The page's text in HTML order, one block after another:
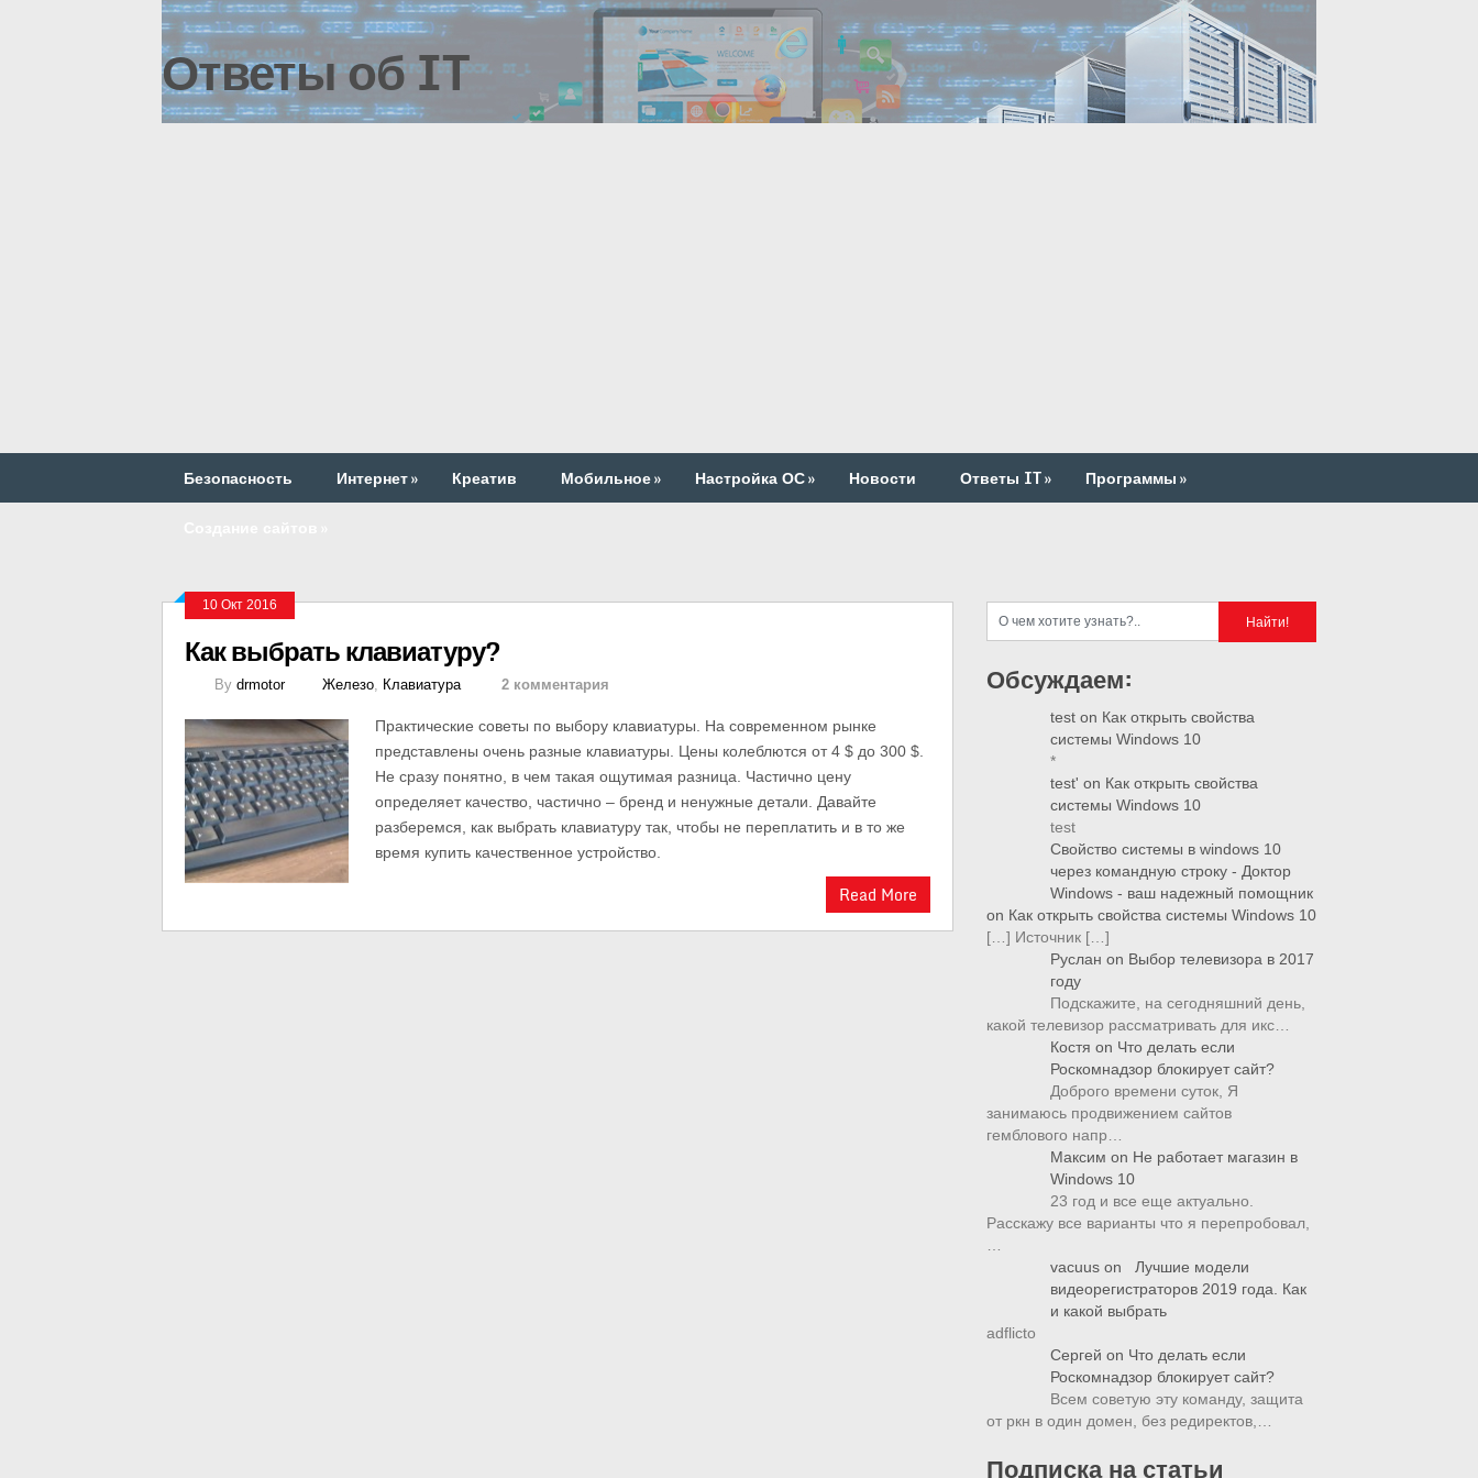
Ответы об IT
Безопасность Интернет» Креатив Мобильное» Настройка ОС» Новости Ответы IT» Программы»
10 Окт 2016
Как выбрать клавиатуру?
By drmotor Железо, Клавиатура 2 комментария
Практические советы по выбору клавиатуры. На современном рынке
представлены очень разные клавиатуры. Цены колеблются от 4 $ до 300 $.
Не сразу понятно, в чем такая ощутимая разница. Частично цену
определяет качество, частично – бренд и ненужные детали. Давайте
разберемся, как выбрать клавиатуру так, чтобы не переплатить и в то же
время купить качественное устройство.
Read More
Обсуждаем:
test on Как открыть свойства
системы Windows 10
*
test' on Как открыть свойства
системы Windows 10
test
Свойство системы в windows 10
через командную строку - Доктор
Windows - ваш надежный помощник
on Как открыть свойства системы Windows 10
[…] Источник […]
Руслан on Выбор телевизора в 2017
году
Подскажите, на сегодняшний день,
какой телевизор рассматривать для икс…
Костя on Что делать если
Роскомнадзор блокирует сайт?
Доброго времени суток, Я
занимаюсь продвижением сайтов
гемблового напр…
Максим on Не работает магазин в
Windows 10
23 год и все еще актуально.
Расскажу все варианты что я перепробовал,
vacuus on
Лучшие модели
видеорегистраторов 2019 года. Как
и какой выбрать
adflicto
Сергей on Что делать если
Роскомнадзор блокирует сайт?
Всем советую эту команду, защита
от ркн в один домен, без редиректов,…
Подписка на статьи